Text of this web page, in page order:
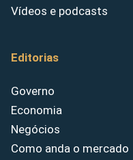
Vídeos e podcasts
Editorias
Governo
Economia
Negócios
Como anda o mercado